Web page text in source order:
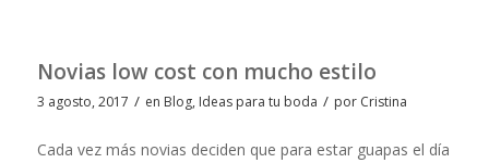
Novias low cost con mucho estilo
3 agosto, 2017 / en Blog, Ideas para tu boda / por Cristina
Cada vez más novias deciden que para estar guapas el día